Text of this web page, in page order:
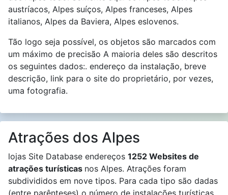
austríacos, Alpes suíços, Alpes franceses, Alpes
italianos, Alpes da Baviera, Alpes eslovenos.
Tão logo seja possível, os objetos são marcados com
um máximo de precisão A maioria deles são descritos
os seguintes dados:. endereço da instalação, breve
descrição, link para o site do proprietário, por vezes,
uma fotografia.
Atrações dos Alpes
lojas Site Database endereços 1252 Websites de
atrações turísticas nos Alpes. Atrações foram
subdivididos em nove tipos. Para cada tipo são dadas
(entre parênteses) o número de instalações turísticas.